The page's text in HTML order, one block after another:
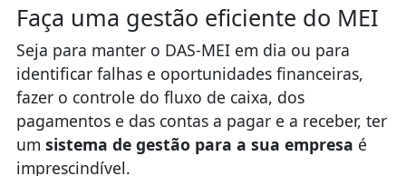
Faça uma gestão eficiente do MEI
Seja para manter o DAS-MEI em dia ou para
identificar falhas e oportunidades financeiras,
fazer o controle do fluxo de caixa, dos
pagamentos e das contas a pagar e a receber, ter
um sistema de gestão para a sua empresa é
imprescindível.